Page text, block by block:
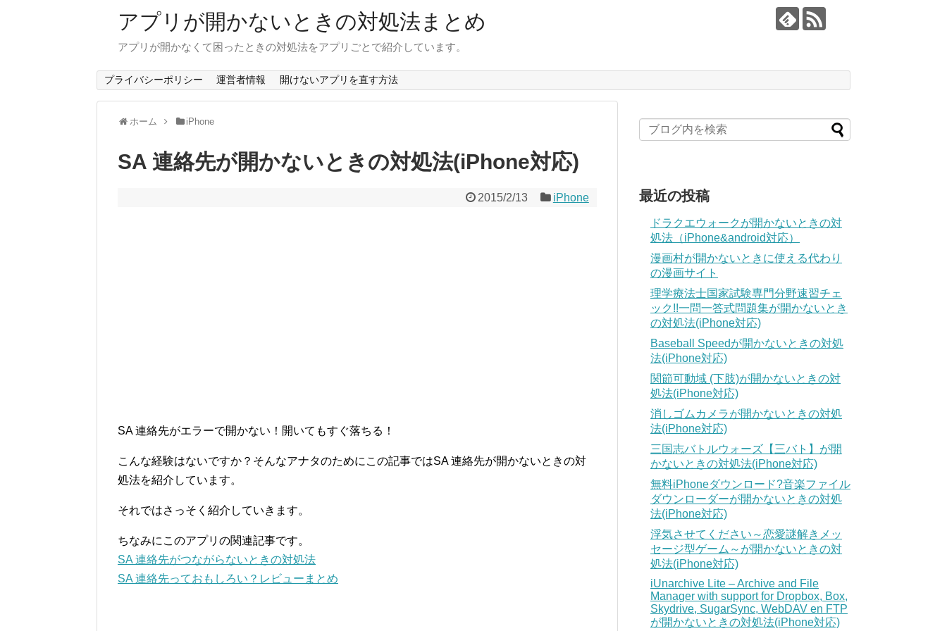
アプリが開かないときの対処法まとめ
アプリが開かなくて困ったときの対処法をアプリごとで紹介しています。
プライバシーポリシー 運営者情報 開けないアプリを直す方法
ホーム iPhone
SA 連絡先が開かないときの対処法(iPhone対応)
2015/2/13 iPhone
SA 連絡先がエラーで開かない！開いてもすぐ落ちる！
こんな経験はないですか？そんなアナタのためにこの記事ではSA 連絡先が開かないときの対
処法を紹介しています。
それではさっそく紹介していきます。
ちなみにこのアプリの関連記事です。
SA 連絡先がつながらないときの対処法
SA 連絡先っておもしろい？レビューまとめ
最近の投稿
ドラクエウォークが開かないときの対
処法（iPhone&android対応）
漫画村が開かないときに使える代わり
の漫画サイト
理学療法士国家試験専門分野速習チェ
ック!!一問一答式問題集が開かないとき
の対処法(iPhone対応)
Baseball Speedが開かないときの対処
法(iPhone対応)
関節可動域 (下肢)が開かないときの対
処法(iPhone対応)
消しゴムカメラが開かないときの対処
法(iPhone対応)
三国志バトルウォーズ【三バト】が開
かないときの対処法(iPhone対応)
無料iPhoneダウンロード?音楽ファイル
ダウンローダーが開かないときの対処
法(iPhone対応)
浮気させてください～恋愛謎解きメッ
セージ型ゲーム～が開かないときの対
処法(iPhone対応)
iUnarchive Lite – Archive and File
Manager with support for Dropbox, Box,
Skydrive, SugarSync, WebDAV en FTP
が開かないときの対処法(iPhone対応)